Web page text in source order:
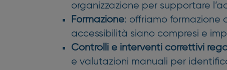
organizzazione per supportare
Formazione: offriamo formazione
accessibilità siano compresi e
Controlli e interventi correttivi
e valutazioni manuali per